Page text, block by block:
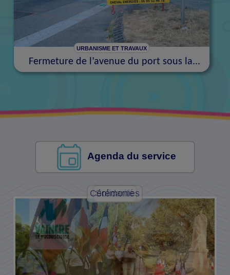
URBANISME ET TRAVAUX
Fermeture de l’avenue du port sous la...
Agenda du service
Cérémonies
Solidarité